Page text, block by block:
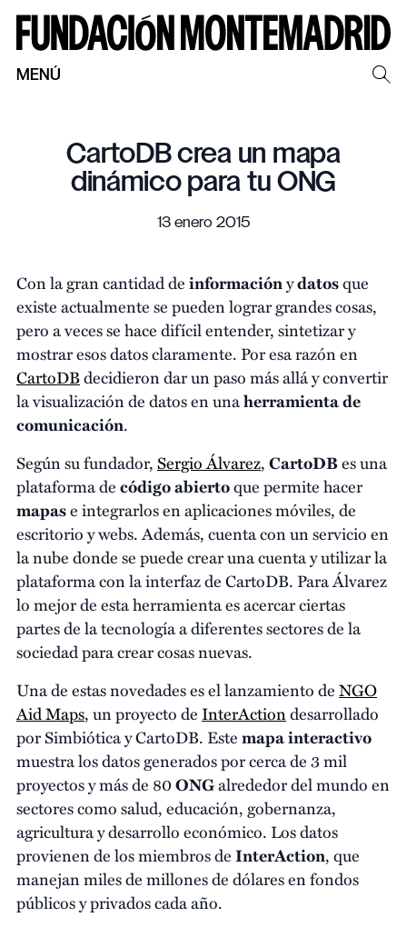
MENÚ
CartoDB crea un mapa
dinámico para tu ONG
13 enero 2015
Con la gran cantidad deinformaciónydatosque
existe actualmente se pueden lograr grandes cosas,
pero a veces se hace difícil entender, sintetizar y
mostrar esos datos claramente. Por esa razón en
CartoDBdecidieron dar un paso más allá y convertir
la visualización de datos en unaherramienta de
comunicación.
Según su fundador,Sergio Álvarez,CartoDBes una
plataforma decódigo abiertoque permite hacer
mapase integrarlos en aplicaciones móviles, de
escritorio y webs. Además, cuenta con un servicio en
la nube donde se puede crear una cuenta y utilizar la
plataforma con la interfaz de CartoDB. Para Álvarez
lo mejor de esta herramienta es acercar ciertas
partes de la tecnología a diferentes sectores de la
sociedad para crear cosas nuevas.
Una de estas novedades es el lanzamiento deNGO
Aid Maps, un proyecto de InterActiondesarrollado
por Simbiótica y CartoDB. Estemapa interactivo
muestra los datos generados por cerca de 3 mil
proyectos y más de 80ONGalrededor del mundo en
sectores como salud, educación, gobernanza,
agricultura y desarrollo económico. Los datos
provienen de los miembros deInterAction, que
manejan miles de millones de dólares en fondos
públicos y privados cada año.